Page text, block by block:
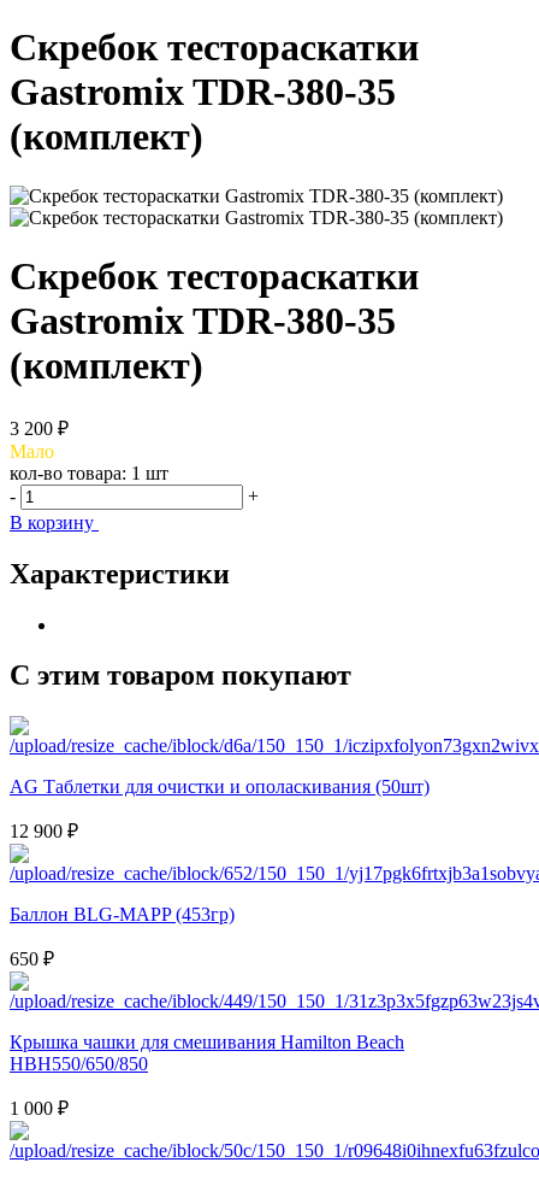
Скребок тестораскатки
Gastromix TDR-380-35
(комплект)
Скребок тестораскатки
Gastromix TDR-380-35
(комплект)
3 200 ₽
Мало
кол-во товара: 1 шт
-
+
В корзину
Характеристики
С этим товаром покупают
AG Таблетки для очистки и ополаскивания (50шт)
12 900 ₽
Баллон BLG-MAPP (453гр)
650 ₽
Крышка чашки для смешивания Hamilton Beach
HBH550/650/850
1 000 ₽